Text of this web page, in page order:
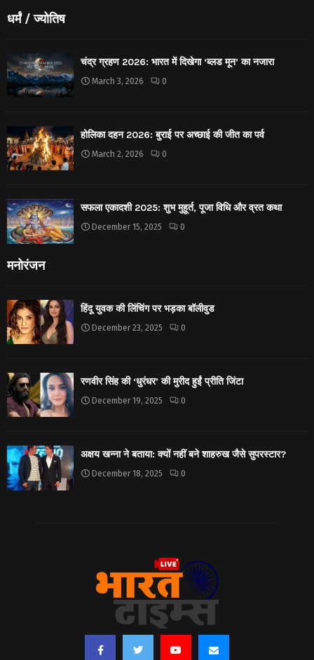
धर्मं / ज्योतिष
चंद्र ग्रहण 2026: भारत में दिखेगा ‘ब्लड मून’ का नजारा
March 3, 2026 0
होलिका दहन 2026: बुराई पर अच्छाई की जीत का पर्व
March 2, 2026 0
सफला एकादशी 2025: शुभ मुहूर्त, पूजा विधि और व्रत कथा
December 15, 2025 0
मनोरंजन
हिंदू युवक की लिंचिंग पर भड़का बॉलीवुड
December 23, 2025 0
रणवीर सिंह की ‘धुरंधर’ की मुरीद हुईं प्रीति जिंटा
December 19, 2025 0
अक्षय खन्ना ने बताया: क्यों नहीं बने शाहरुख जैसे सुपरस्टार?
December 18, 2025 0